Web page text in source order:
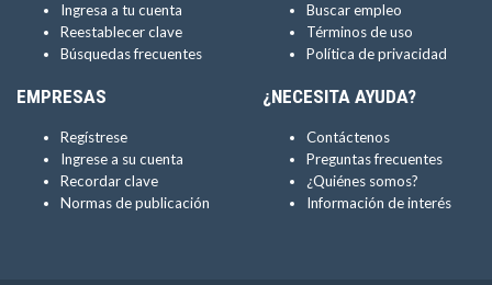
Ingresa a tu cuenta
Reestablecer clave
Búsquedas frecuentes
Buscar empleo
Términos de uso
Política de privacidad
EMPRESAS
Regístrese
Ingrese a su cuenta
Recordar clave
Normas de publicación
¿NECESITA AYUDA?
Contáctenos
Preguntas frecuentes
¿Quiénes somos?
Información de interés